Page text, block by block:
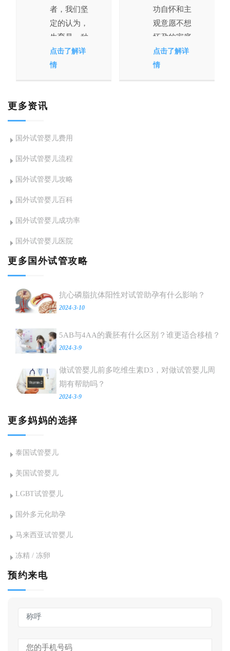
者，我们坚
定的认为，
生育是一种
权利，因此
橄榄树生命
卵子银行，
爱的人群也
能拥有自己
点击了解详
情
功自怀和主
观意愿不想
怀孕的家庭
及个人提供
助孕帮助，
点击了解详
情
更多资讯
国外试管婴儿费用
国外试管婴儿流程
国外试管婴儿攻略
国外试管婴儿百科
国外试管婴儿成功率
国外试管婴儿医院
更多国外试管攻略
抗心磷脂抗体阳性对试管助孕有什么影响？
2024-3-10
5AB与4AA的囊胚有什么区别？谁更适合移植？
2024-3-9
做试管婴儿前多吃维生素D3，对做试管婴儿周
期有帮助吗？
2024-3-9
更多妈妈的选择
泰国试管婴儿
美国试管婴儿
LGBT试管婴儿
国外多元化助孕
马来西亚试管婴儿
冻精 / 冻卵
预约来电